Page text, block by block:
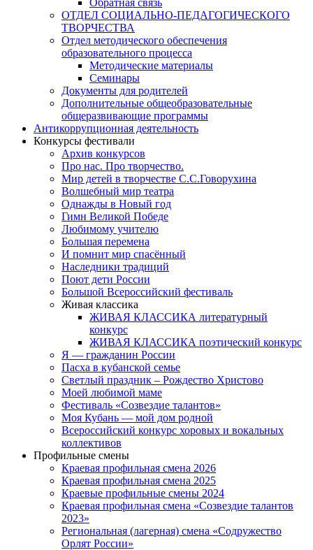
Обратная связь
ОТДЕЛ СОЦИАЛЬНО-ПЕДАГОГИЧЕСКОГО
ТВОРЧЕСТВА
Отдел методического обеспечения
образовательного процесса
Методические материалы
Семинары
Документы для родителей
Дополнительные общеобразовательные
общеразвивающие программы
Антикоррупционная деятельность
Конкурсы фестивали
Архив конкурсов
Про нас. Про творчество.
Мир детей в творчестве С.С.Говорухина
Волшебный мир театра
Однажды в Новый год
Гимн Великой Победе
Любимому учителю
Большая перемена
И помнит мир спасённый
Наследники традиций
Поют дети России
Большой Всероссийский фестиваль
Живая классика
ЖИВАЯ КЛАССИКА литературный
конкурс
ЖИВАЯ КЛАССИКА поэтический конкурс
Я — гражданин России
Пасха в кубанской семье
Светлый праздник – Рождество Христово
Моей любимой маме
Фестиваль «Созвездие талантов»
Моя Кубань — мой дом родной
Всероссийский конкурс хоровых и вокальных
коллективов
Профильные смены
Краевая профильная смена 2026
Краевая профильная смена 2025
Краевые профильные смены 2024
Краевая профильная смена «Созвездие талантов
2023»
Региональная (лагерная) смена «Содружество
Орлят России»